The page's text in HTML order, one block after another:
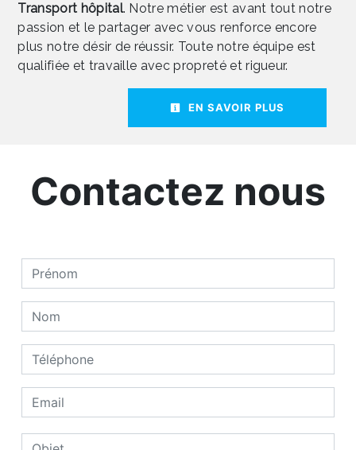
Transport hôpital. Notre métier est avant tout notre
passion et le partager avec vous renforce encore
plus notre désir de réussir. Toute notre équipe est
qualifiée et travaille avec propreté et rigueur.
EN SAVOIR PLUS
Contactez nous